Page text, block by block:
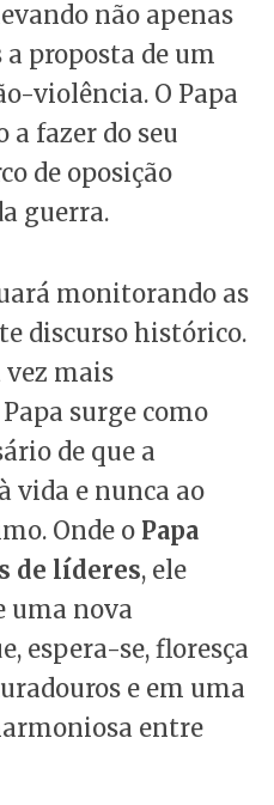
não apenas
proposta de um
violência. O Papa
a fazer do seu
de oposição
guerra.
monitorando as
discurso histórico.
vez mais
surge como
de que a
vida e nunca ao
Onde o Papa
de líderes, ele
uma nova
espera-se, floresça
e em uma
entre